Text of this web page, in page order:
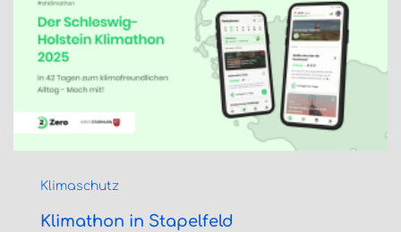
Klimaschutz
Klimathon in Stapelfeld